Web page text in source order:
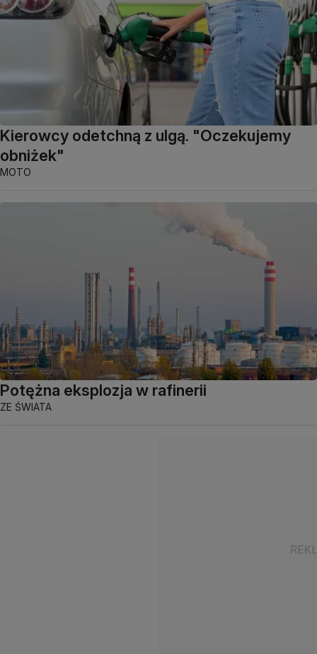
Kierowcy odetchną z ulgą. "Oczekujemy
obniżek"
MOTO
Potężna eksplozja w rafinerii
ZE ŚWIATA